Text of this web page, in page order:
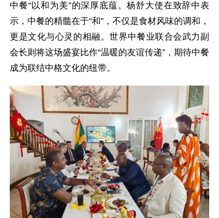
中餐“以和为美”的深厚底蕴。杨舒大使在致辞中表
示，中餐的精髓在于“和”，不仅是食材风味的调和，
更是文化与心灵的相融。世界中餐业联合会武力副
会长则将这场盛宴比作“温暖的友谊传递”，期待中餐
成为联结中格文化的纽带。